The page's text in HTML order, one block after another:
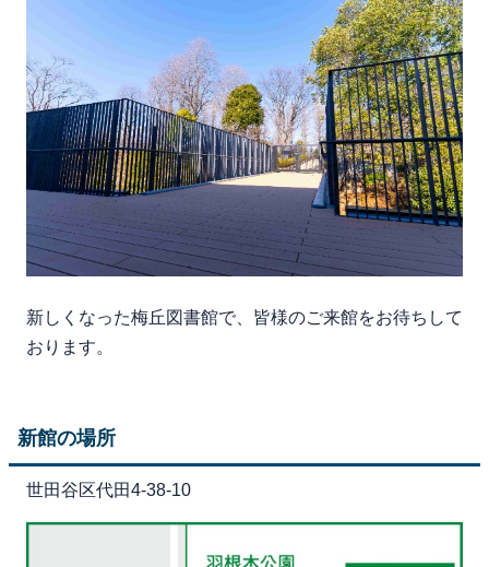
新しくなった梅丘図書館で、皆様のご来館をお待ちして
おります。
新館の場所
世田谷区代田4-38-10